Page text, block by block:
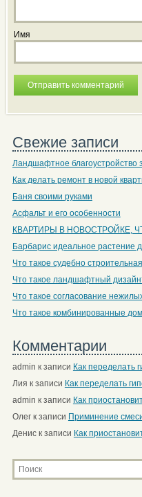
Имя
Свежие записи
Ландшафтное благоустройство
Как делать ремонт в новой
Баня своими руками
Асфальт и его особенности
КВАРТИРЫ В НОВОСТРОЙКЕ,
Барбарис идеальное растение
Что такое судебно
Что такое ландшафтный
Что такое согласование
Что такое комбинированные
Комментарии
admin к записи Как переделать
Лия к записи Как переделать
admin к записи Как
Олегк записи Приминение
Дениск записи Как